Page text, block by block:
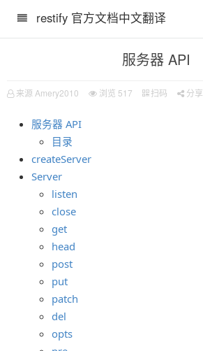
restify 官方文档中文翻译
服务器 API
来源 Amery2010 浏览 517 扫码 分享
服务器 API
目录
createServer
Server
listen
close
get
head
post
put
patch
del
opts